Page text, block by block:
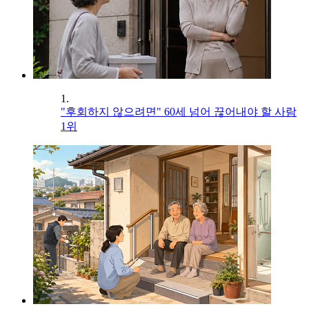
1.
"후회하지 않으려면" 60세 넘어 끊어내야 할 사람
1위